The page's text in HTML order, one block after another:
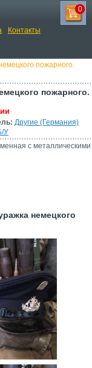
Контакты
0
пожарного.
пожарного.
Другие (Германия)
У
с металлическими
немецкого